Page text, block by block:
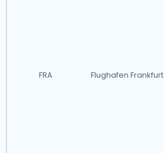
FRA Flughafen Frankfurt